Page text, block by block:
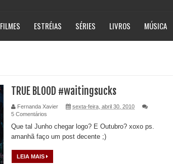
FILMES ESTRÉIAS SÉRIES LIVROS MÚSICA
TRUE BLOOD #waitingsucks
Fernanda Xavier
sexta-feira, abril 30, 2010
5 Comentários
Que tal Junho chegar logo? E Outubro? xoxo ps.
amanhã faço um post decente ;)
LEIA MAIS